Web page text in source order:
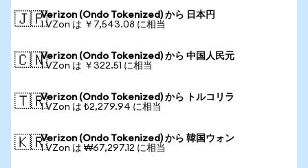
🇯🇵Verizon (Ondo Tokenized) から 日本円
1 VZon は ￥7,543.08 に相当
🇨🇳Verizon (Ondo Tokenized) から 中国人民元
1 VZon は ￥322.51 に相当
🇹🇷Verizon (Ondo Tokenized) から トルコリラ
1 VZon は ₺2,279.94 に相当
🇰🇷Verizon (Ondo Tokenized) から 韓国ウォン
1 VZon は ₩67,297.12 に相当